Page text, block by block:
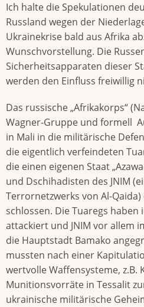
Ich halte die Spekulationen
Russland wegen der
Ukrainekrise bald aus Afrika
Wunschvorstellung. Die
Sicherheitsapparaten dieser
werden den Einfluss freiwillig
Das russische „Afrikakorps“
Wagner-Gruppe und formell
in Mali in die militärische
die eigentlich verfeindeten
die einen eigenen Staat
und Dschihadisten des JNIM
Terrornetzwerks von Al-
schlossen. Die Tuaregs
attackiert und JNIM vor allem
die Hauptstadt Bamako
mussten nach einer
wertvolle Waffensysteme, z.B.
Munitionsvorräte in Tessalit
ukrainische militärische